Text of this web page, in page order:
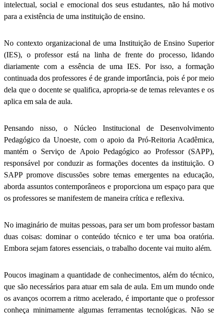
intelectual, social e emocional dos seus estudantes, não há motivo
para a existência de uma instituição de ensino.
No contexto organizacional de uma Instituição de Ensino Superior
(IES), o professor está na linha de frente do processo, lidando
diariamente com a essência de uma IES. Por isso, a formação
continuada dos professores é de grande importância, pois é por meio
dela que o docente se qualifica, apropria-se de temas relevantes e os
aplica em sala de aula.
Pensando nisso, o Núcleo Institucional de Desenvolvimento
Pedagógico da Unoeste, com o apoio da Pró-Reitoria Acadêmica,
mantém o Serviço de Apoio Pedagógico ao Professor (SAPP),
responsável por conduzir as formações docentes da instituição. O
SAPP promove discussões sobre temas emergentes na educação,
aborda assuntos contemporâneos e proporciona um espaço para que
os professores se manifestem de maneira crítica e reflexiva.
No imaginário de muitas pessoas, para ser um bom professor bastam
duas coisas: dominar o conteúdo técnico e ter uma boa oratória.
Embora sejam fatores essenciais, o trabalho docente vai muito além.
Poucos imaginam a quantidade de conhecimentos, além do técnico,
que são necessários para atuar em sala de aula. Em um mundo onde
os avanços ocorrem a ritmo acelerado, é importante que o professor
conheça minimamente algumas ferramentas tecnológicas. Não se